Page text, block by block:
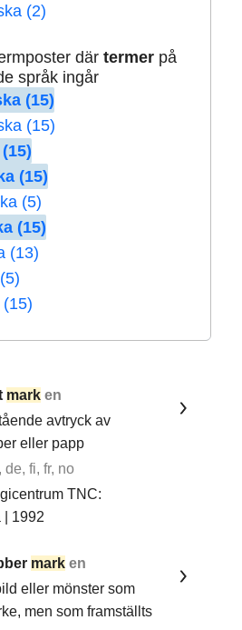
(2)
där termerpå
språk ingår
(15)
(15)
(15)
(5)
(15)
(13)
mark en
avtryck av
eller papp
de, fi, fr, no
TNC:
| 1992
mark en
eller mönster som
men som framställts